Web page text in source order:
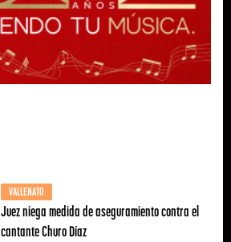
VALLENATO
Juez niega medida de aseguramiento contra el
cantante Churo Díaz